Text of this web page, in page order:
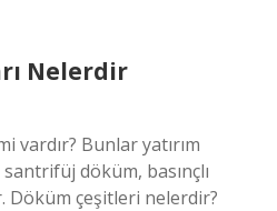
Nelerdir
vardır? Bunlar yatırım
döküm, basınçlı
çeşitleri nelerdir?